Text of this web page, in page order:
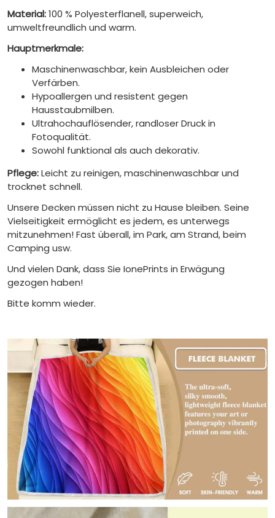
Material:100 % Polyesterflanell, superweich,
umweltfreundlich und warm.
Hauptmerkmale:
Maschinenwaschbar, kein Ausbleichen oder
Verfärben.
Hypoallergen und resistent gegen
Hausstaubmilben.
Ultrahochauflösender, randloser Druck in
Fotoqualität.
Sowohl funktional als auch dekorativ.
Pflege:Leicht zu reinigen, maschinenwaschbar und
trocknet schnell.
Unsere Decken müssen nicht zu Hause bleiben. Seine
Vielseitigkeit ermöglicht es jedem, es unterwegs
mitzunehmen! Fast überall, im Park, am Strand, beim
Camping usw.
Und vielen Dank, dass Sie IonePrints in Erwägung
gezogen haben!
Bitte komm wieder.